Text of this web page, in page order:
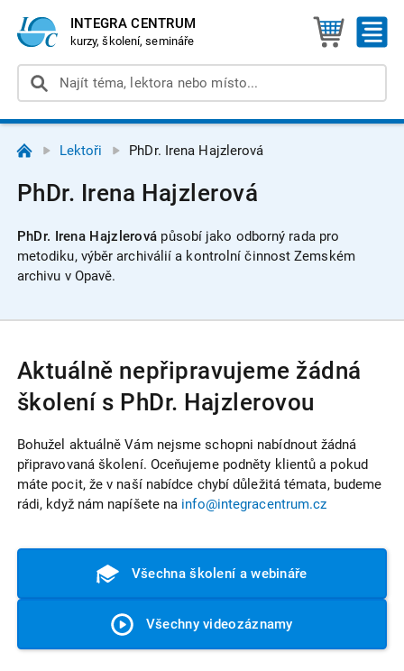
INTEGRA CENTRUM
kurzy, školení, semináře
Lektoři PhDr. Irena Hajzlerová
PhDr. Irena Hajzlerová
PhDr. Irena Hajzlerová působí jako odborný rada pro
metodiku, výběr archiválií a kontrolní činnost Zemském
archivu v Opavě.
Aktuálně nepřipravujeme žádná
školení s PhDr. Hajzlerovou
Bohužel aktuálně Vám nejsme schopni nabídnout žádná
připravovaná školení. Oceňujeme podněty klientů a pokud
máte pocit, že v naší nabídce chybí důležitá témata, budeme
rádi, když nám napíšete na info@integracentrum.cz
Všechna školení a webináře
Všechny videozáznamy